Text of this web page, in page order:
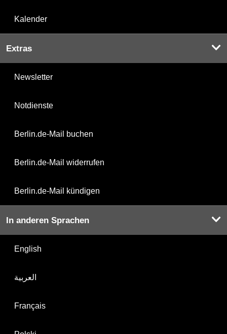
Kalender
Extras
Newsletter
Notdienste
Berlin.de-Mail buchen
Berlin.de-Mail widerrufen
Berlin.de-Mail kündigen
In anderen Sprachen
English
العربية
Français